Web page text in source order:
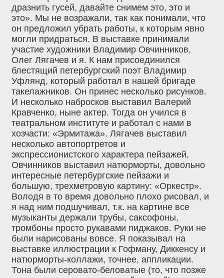
дразнить гусей, давайте снимем это, это и
это». Мы не возражали, так как понимали, что
он предложил убрать работы, к которым явно
могли придраться. В выставке принимали
участие художники Владимир Овчинников,
Олег Лягачев и я. К нам присоединился
блестящий петербургский поэт Владимир
Уфлянд, который работал в нашей бригаде
такелажников. Он принес несколько рисунков.
И несколько набросков выставил Валерий
Кравченко, ныне актер. Тогда он учился в
театральном институте и работал с нами в
хозчасти: «Эрмитажа». Лягачев выставил
несколько автопортретов и
экспрессионистского характера пейзажей,
Овчинников выставил натюрморты, довольно
интересные петербургские пейзажи и
большую, трехметровую картину: «Оркестр».
Володя в то время довольно плохо рисовал, и
я над ним подшучивал, т.к. на картине все
музыканты держали трубы, саксофоны,
тромбоны просто рукавами пиджаков. Руки не
были нарисованы вовсе. Я показывал на
выставке иллюстрации к Гофману, Диккенсу и
натюрморты-коллажи, точнее, аппликации.
Тона были серовато-беловатые (то, что позже